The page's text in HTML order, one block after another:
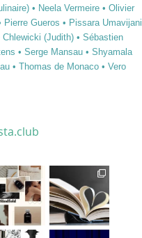
• Neela Vermeire • Olivier
Pierre Gueros • Pissara Umavijani
Chlewicki (Judith) • Sébastien
• Serge Mansau • Shyamala
• Thomas de Monaco • Vero